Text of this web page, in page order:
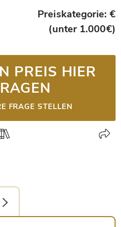
Preiskategorie: €
(unter 1.000€)
PREIS HIER
FRAGE STELLEN
Faksimile-Editionen (1)